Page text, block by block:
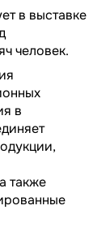
в выставке
человек.
в
также